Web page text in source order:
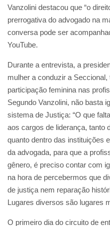
Vanzolini destacou que “o
prerrogativa do advogado na
conversa pode ser
YouTube.
Durante a entrevista, a
mulher a conduzir a
participação feminina nas
Segundo Vanzolini, não basta
sistema de Justiça: “O que
aos cargos de liderança, tanto
quanto dentro das instituições
da advogada, para que a
gênero, é preciso contar com
na hora de percebermos que
de justiça nem reparação
Lugares diversos são lugares
O primeiro dia do circuito de